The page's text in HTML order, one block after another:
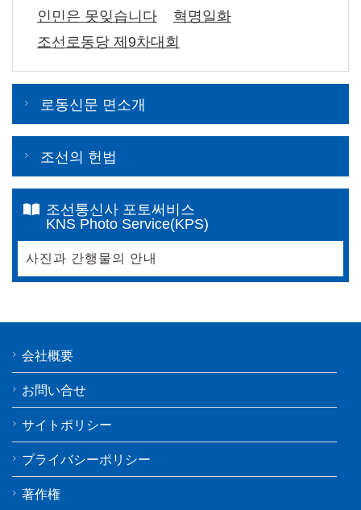
인민은 못잊습니다
혁명일화
조선로동당 제9차대회
로동신문 면소개
조선의 헌법
조선통신사 포토써비스
KNS Photo Service(KPS)
사진과 간행물의 안내
会社概要
お問い合せ
サイトポリシー
プライバシーポリシー
著作権